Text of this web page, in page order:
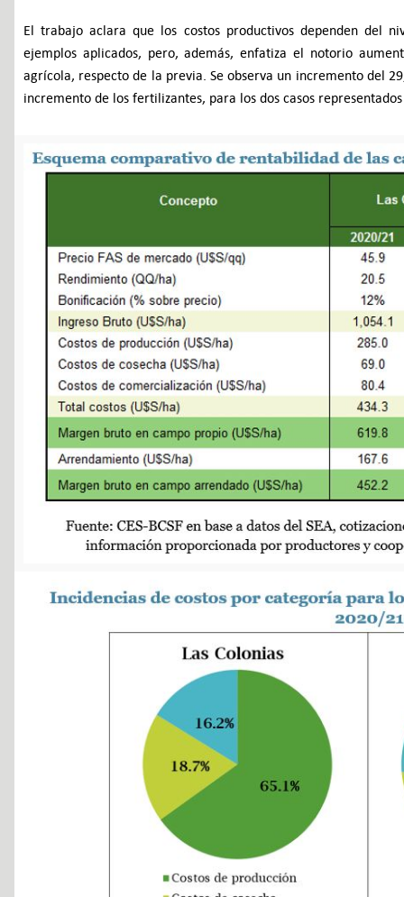
El trabajo aclara que los costos productivos dependen del
ejemplos aplicados, pero, además, enfatiza el notorio
agrícola, respecto de la previa. Se observa un incremento del
incremento de los fertilizantes, para los dos casos